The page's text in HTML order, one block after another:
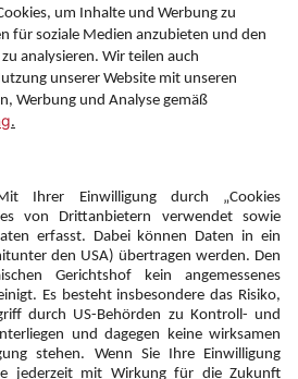
auf
Anmelden